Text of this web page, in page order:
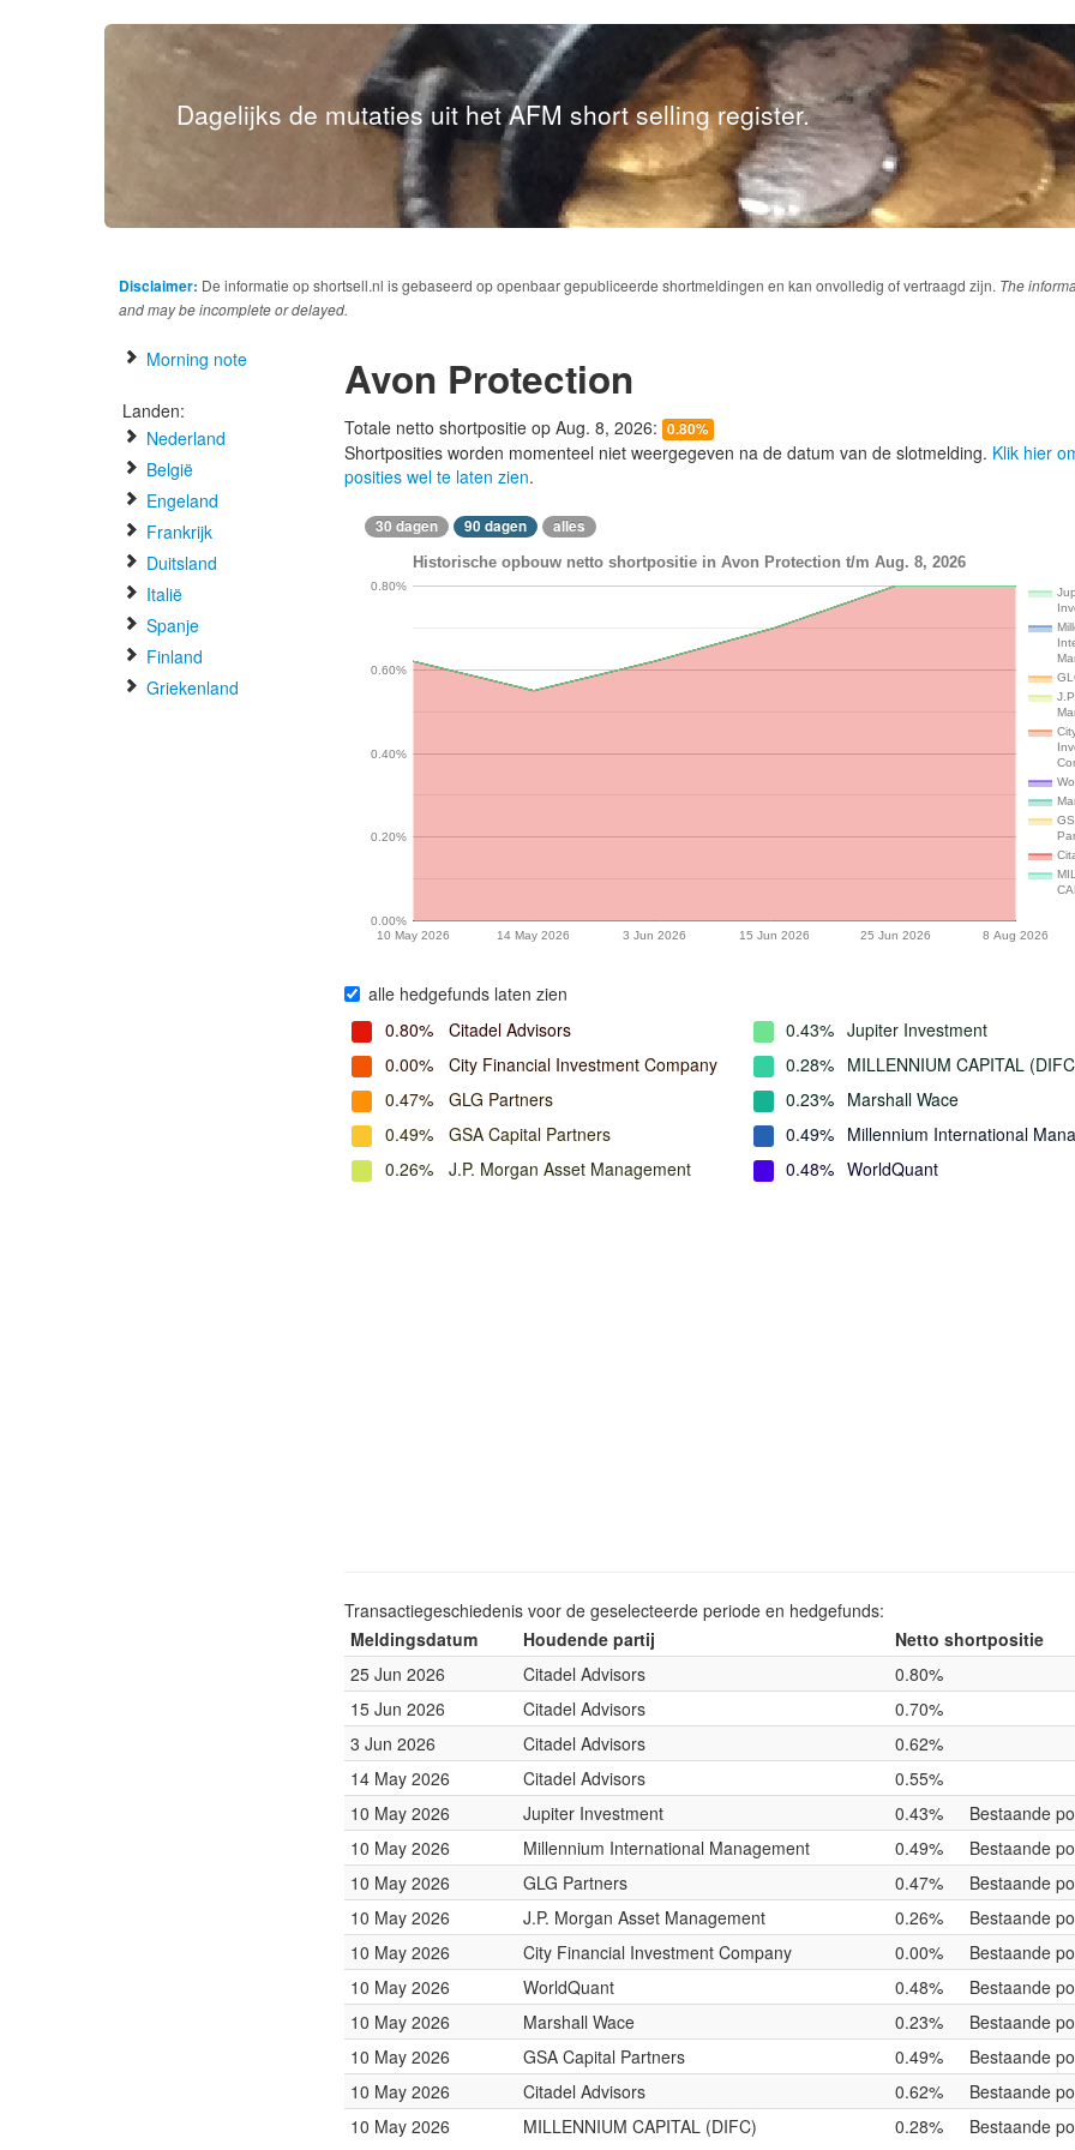
Dagelijks de mutaties uit het AFM short selling register.
Disclaimer: De informatie op shortsell.nl is gebaseerd op openbaar gepubliceerde shortmeldingen en kan onvolledig of vertraagd zijn. The
and may be incomplete or delayed.
Morning note
Landen:
Nederland
België
Engeland
Frankrijk
Duitsland
Italië
Spanje
Finland
Griekenland
Avon Protection
Totale netto shortpositie op Aug. 8, 2026: 0.80%
Shortposities worden momenteel niet weergegeven na de datum van de slotmelding. Klik hier
posities wel te laten zien.
30 dagen 90 dagen alles
Historische opbouw netto shortpositie in Avon Protection t/m Aug. 8, 2026
10 May 2026 14 May 2026 3 Jun 2026 15 Jun 2026 25 Jun 2026 8 Aug 2026
0.00%
0.20%
0.40%
0.60%
0.80%
alle hedgefunds laten zien
0.80%
Citadel Advisors
0.00%
City Financial Investment Company
0.47%
GLG Partners
0.49%
GSA Capital Partners
0.26%
J.P. Morgan Asset Management
0.43% Jupiter Investment
0.28% MILLENNIUM CAPITAL
0.23% Marshall Wace
0.49% Millennium International
0.48% WorldQuant
Transactiegeschiedenis voor de geselecteerde periode en hedgefunds:
Meldingsdatum
Houdende partij
Netto shortpositie
25 Jun 2026
Citadel Advisors
0.80%
15 Jun 2026
Citadel Advisors
0.70%
3 Jun 2026
Citadel Advisors
0.62%
14 May 2026
Citadel Advisors
0.55%
10 May 2026
Jupiter Investment 0.43%
Bestaande
10 May 2026
Millennium International Management 0.49%
Bestaande
10 May 2026
GLG Partners 0.47%
Bestaande
10 May 2026
J.P. Morgan Asset Management 0.26%
Bestaande
10 May 2026
City Financial Investment Company 0.00%
Bestaande
10 May 2026
WorldQuant 0.48%
Bestaande
10 May 2026
Marshall Wace 0.23%
Bestaande
10 May 2026
GSA Capital Partners 0.49%
Bestaande
10 May 2026
Citadel Advisors 0.62%
Bestaande
10 May 2026
MILLENNIUM CAPITAL (DIFC) 0.28% Bestaande